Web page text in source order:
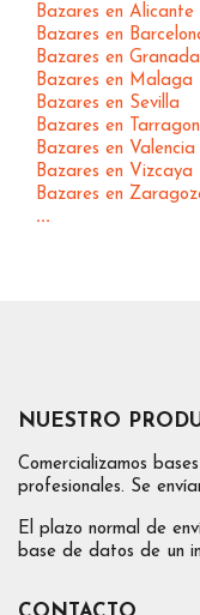
Bazares en Alicante
Bazares en
Bazares en Granada
Bazares en Malaga
Bazares en Sevilla
Bazares en
Bazares en Valencia
Bazares en Vizcaya
Bazares en
...
NUESTRO
Comercializamos
profesionales. Se
El plazo normal de
base de datos de un